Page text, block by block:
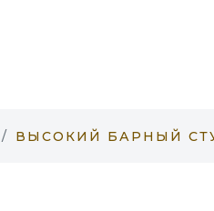
ВЫСОКИЙ БАРНЫЙ